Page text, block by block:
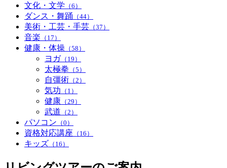
文化・文学 （6）
ダンス・舞踊 （44）
美術・工芸・手芸 （37）
音楽 （17）
健康・体操 （58）
ヨガ （19）
太極拳 （5）
自彊術 （2）
気功 （1）
健康 （29）
武道 （2）
パソコン （0）
資格対応講座 （16）
キッズ （16）